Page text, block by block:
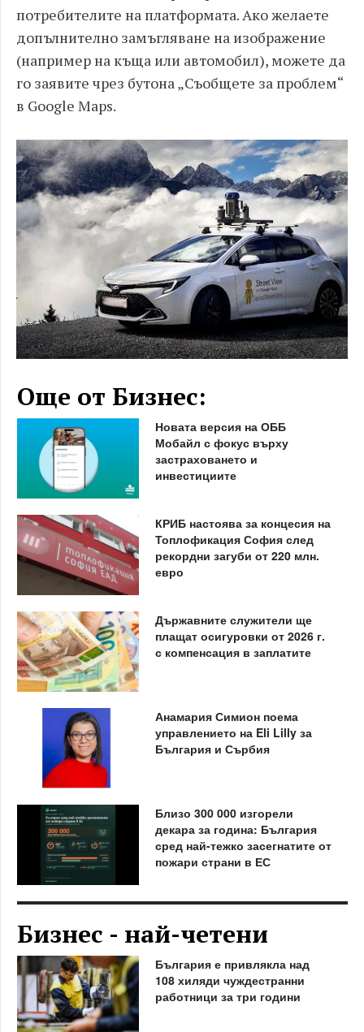
потребителите на платформата. Ако желаете
допълнително замъгляване на изображение
(например на къща или автомобил), можете да
го заявите чрез бутона „Съобщете за проблем“
в Google Maps.
Още от Бизнес:
Новата версия на ОББ
Мобайл с фокус върху
застраховането и
инвестициите
КРИБ настоява за концесия на
Топлофикация София след
рекордни загуби от 220 млн.
евро
Държавните служители ще
плащат осигуровки от 2026 г.
с компенсация в заплатите
Анамария Симион поема
управлението на Eli Lilly за
България и Сърбия
Близо 300 000 изгорели
декара за година: България
сред най-тежко засегнатите от
пожари страни в ЕС
Бизнес - най-четени
България е привлякла над
108 хиляди чуждестранни
работници за три години